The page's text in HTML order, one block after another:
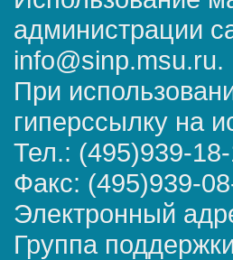
администрации
info@sinp.msu.ru.
При
гиперссылку на
Тел.: (495)939-
Факс: (495)939-
Электронный
Группа